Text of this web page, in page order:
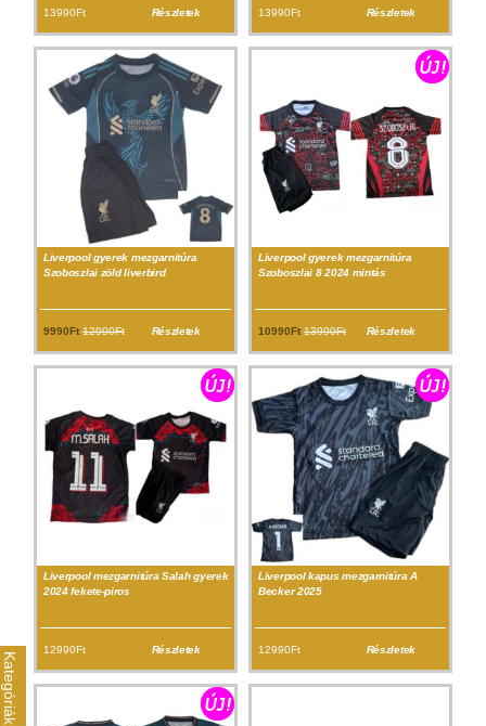
Kategóriák
13990Ft Részletek 13990Ft Részletek
Liverpool gyerek mezgarnitúra
Szoboszlai zöld liverbird
9990Ft 12990Ft Részletek
Liverpool gyerek mezgarnitúra
Szoboszlai 8 2024 mintás
10990Ft 13990Ft Részletek
Liverpool mezgarnitúra Salah gyerek
2024 fekete-piros
12990Ft Részletek
Liverpool kapus mezgarnitúra A
Becker 2025
12990Ft Részletek